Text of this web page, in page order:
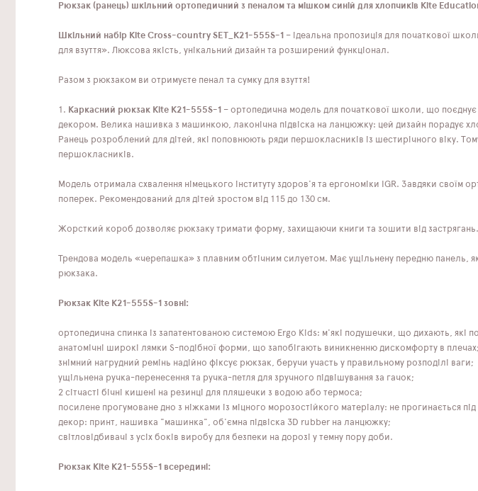
Рюкзак (ранець) шкільний ортопедичний з пеналом та мішком синій для хлопчиків Kite
Шкільний набір Kite Cross-country SET_K21-555S-1 – ідеальна пропозиція для початкової
для взуття». Люксова якість, унікальний дизайн та розширений функціонал.
Разом з рюкзаком ви отримуєте пенал та сумку для взуття!
1. Каркасний рюкзак Kite K21-555S-1 – ортопедична модель для початкової школи, що поєднує
декором. Велика нашивка з машинкою, лаконічна підвіска на ланцюжку: цей дизайн порадує
Ранець розроблений для дітей, які поповнюють ряди першокласників із шестирічного віку.
першокласників.
Модель отримала схвалення німецького інституту здоров'я та ергономіки IGR. Завдяки своїм
поперек. Рекомендований для дітей зростом від 115 до 130 см.
Жорсткий короб дозволяє рюкзаку тримати форму, захищаючи книги та зошити від
Трендова модель «черепашка» з плавним обтічним силуетом. Має ущільнену передню панель,
рюкзака.
Рюкзак Kite K21-555S-1 зовні:
ортопедична спинка із запатентованою системою Ergo Kids: м'які подушечки, що дихають,
анатомічні широкі лямки S-подібної форми, що запобігають виникненню дискомфорту в плечах;
знімний нагрудний ремінь надійно фіксує рюкзак, беручи участь у правильному розподілі ваги;
ущільнена ручка-перенесення та ручка-петля для зручного підвішування за гачок;
2 сітчасті бічні кишені на резинці для пляшечки з водою або термоса;
посилене прогумоване дно з ніжками із міцного морозостійкого матеріалу: не прогинається
декор: принт, нашивка "машинка", об'ємна підвіска 3D rubber на ланцюжку;
світловідбивачі з усіх боків виробу для безпеки на дорозі у темну пору доби.
Рюкзак Kite K21-555S-1 всередині: